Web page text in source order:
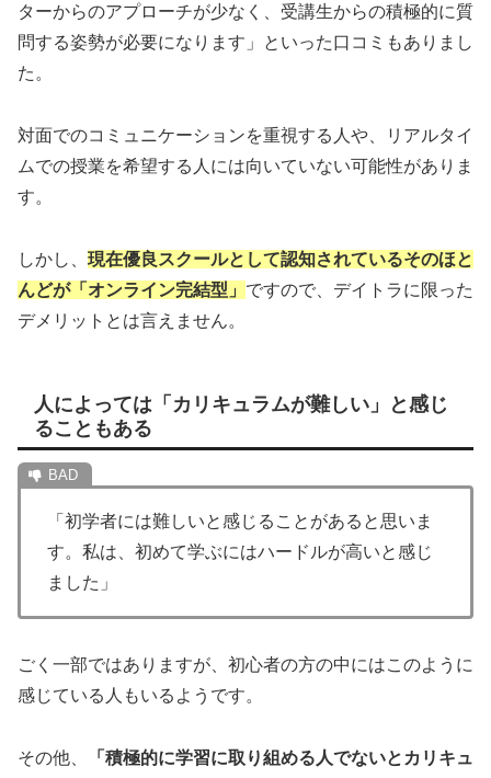
ターからのアプローチが少なく、受講生からの積極的に質
問する姿勢が必要になります」といった口コミもありまし
た。
対面でのコミュニケーションを重視する人や、リアルタイ
ムでの授業を希望する人には向いていない可能性がありま
す。
しかし、 現在優良スクールとして認知されているそのほと
んどが「オンライン完結型」 ですので、デイトラに限った
デメリットとは言えません。
人によっては「カリキュラムが難しい」と感じ
ることもある
「初学者には難しいと感じることがあると思いま
す。私は、初めて学ぶにはハードルが高いと感じ
ました」
ごく一部ではありますが、初心者の方の中にはこのように
感じている人もいるようです。
その他、
「積極的に学習に取り組める人でないとカリキュ